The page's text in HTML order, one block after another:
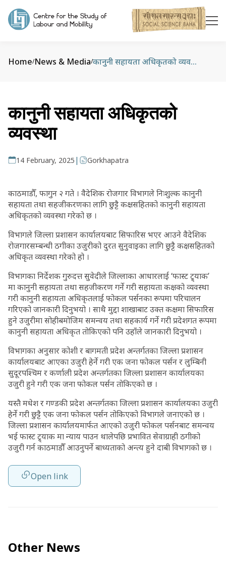
Home/News & Media/ कानुनी सहायता अधिकृतको व्यवस्था
कानुनी सहायता अधिकृतको
व्यवस्था
14 February, 2025 | Gorkhapatra
काठमाडौँ, फागुन २ गते । वैदेशिक रोजगार विभागले निःशुल्क कानुनी
सहायता तथा सहजीकरणका लागि छुट्टै कक्षसहितको कानुनी सहायता
अधिकृतको व्यवस्था गरेको छ ।
विभागले जिल्ला प्रशासन कार्यालयबाट सिफारिस भएर आउने वैदेशिक
रोजगारसम्बन्धी ठगीका उजुरीको दुरत सुनुवाइका लागि छुट्टै कक्षसहितको
अधिकृत व्यवस्था गरेको हो ।
विभागका निर्देशक गुरुदत्त सुवेदीले जिल्लाका आधारलाई ‘फास्ट ट्र्याक’
मा कानुनी सहायता तथा सहजीकरण गर्ने गरी सहायता कक्षको व्यवस्था
गरी कानुनी सहायता अधिकृतलाई फोकल पर्सनका रूपमा परिचालन
गरिएको जानकारी दिनुभयो । साथै मुद्दा शाखाबाट उक्त कक्षमा सिफारिस
हुने उजुरीमा सोहीबमोजिम समन्वय तथा सहकार्य गर्ने गरी प्रदेशगत रूपमा
कानुनी सहायता अधिकृत तोकिएको पनि उहाँले जानकारी दिनुभयो ।
विभागका अनुसार कोशी र बागमती प्रदेश अन्तर्गतका जिल्ला प्रशासन
कार्यालयबाट आएका उजुरी हेर्ने गरी एक जना फोकल पर्सन र लुम्बिनी
सुदूरपश्चिम र कर्णाली प्रदेश अन्तर्गतका जिल्ला प्रशासन कार्यालयका
उजुरी हुने गरी एक जना फोकल पर्सन तोकिएको छ ।
यस्तै मधेश र गण्डकी प्रदेश अन्तर्गतका जिल्ला प्रशासन कार्यालयका उजुरी
हेर्ने गरी छुट्टै एक जना फोकल पर्सन तोकिएको विभागले जनाएको छ ।
जिल्ला प्रशासन कार्यालयमार्फत आएको उजुरी फोकल पर्सनबाट समन्वय
भई फास्ट ट्र्याक मा न्याय पाउन थालेपछि प्रभावित सेवाग्राही ठगीको
उजुरी गर्न काठमाडौँ आउनुपर्ने बाध्यताको अन्त्य हुने दाबी विभागको छ ।
Open link
Other News